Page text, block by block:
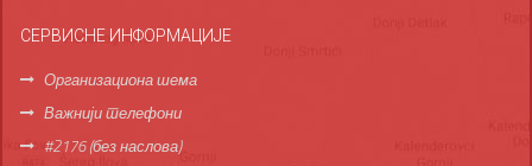
СЕРВИСНЕ ИНФОРМАЦИЈЕ
Организациона шема
Важнији телефони
#2176 (без наслова)